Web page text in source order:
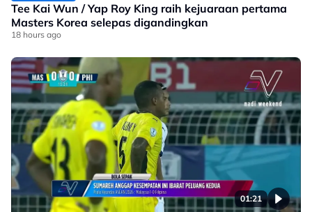
Tee Kai Wun / Yap Roy King raih kejuaraan pertama
Masters Korea selepas digandingkan
18 hours ago
01:21